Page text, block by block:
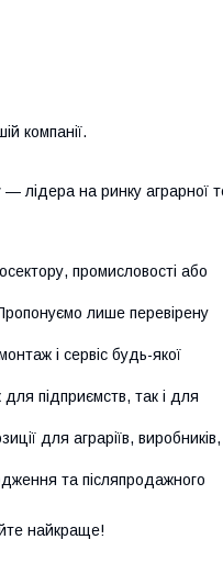
компанії.
— лідера на ринку аграрної
промисловості або
лише перевірену
і сервіс будь-якої
підприємств, так і для
для аграріїв, виробників,
та післяпродажного
найкраще!